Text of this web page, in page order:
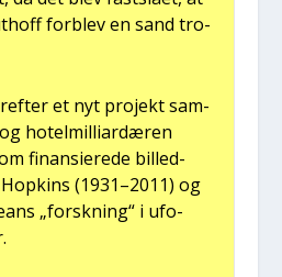
for­blev en sand tro­
et nyt pro­jekt sam­
hotel­mil­li­ar­dæ­ren
finan­si­e­re­de bil­led­
(1931–2011) og
„forsk­ning“ i ufo-